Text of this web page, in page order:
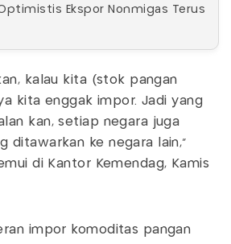
Ekspor Nonmigas Terus
kalau kita (stok pangan
kita enggak impor. Jadi yang
kan, setiap negara juga
ditawarkan ke negara lain,"
di Kantor Kemendag, Kamis
impor komoditas pangan